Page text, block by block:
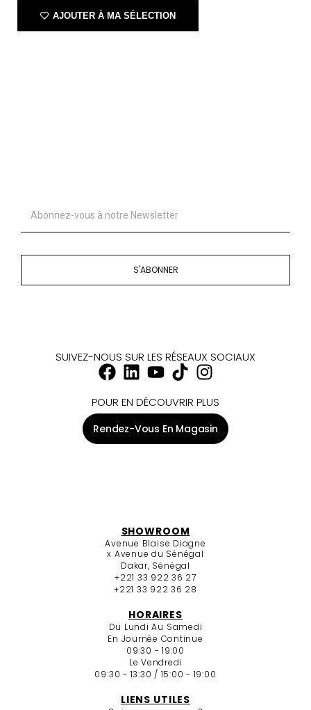
AJOUTER À MA SÉLECTION
S'ABONNER
SUIVEZ-NOUS SUR LES RÉSEAUX SOCIAUX
POUR EN DÉCOUVRIR PLUS
Rendez-Vous En Magasin
SHOWROOM
Avenue Blaise Diagne
x Avenue du Sénégal
Dakar, Sénégal
+221 33 922 36 27
+221 33 922 36 28
HORAIRES
Du Lundi Au Samedi
En Journée Continue
09:30 - 19:00
Le Vendredi
09:30 - 13:30 / 15:00 - 19:00
LIENS UTILES